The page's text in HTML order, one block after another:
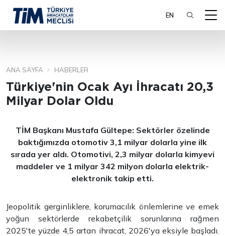
EN
ANA SAYFA HABERLER
Türkiye'nin Ocak Ayı İhracatı 20,3
Milyar Dolar Oldu
TİM Başkanı Mustafa Gültepe: Sektörler özelinde
baktığımızda otomotiv 3,1 milyar dolarla yine ilk
sırada yer aldı. Otomotivi, 2,3 milyar dolarla kimyevi
maddeler ve 1 milyar 342 milyon dolarla elektrik-
elektronik takip etti.
Jeopolitik gerginliklere, korumacılık önlemlerine ve emek
yoğun sektörlerde rekabetçilik sorunlarına rağmen
2025'te yüzde 4,5 artan ihracat, 2026'ya eksiyle başladı.